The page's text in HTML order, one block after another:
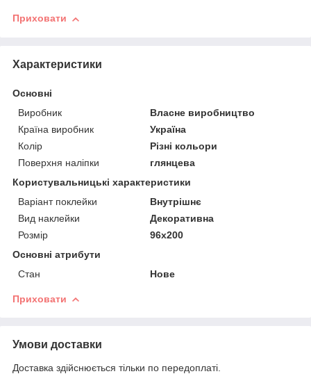
Приховати
Характеристики
Основні
Виробник
Власне виробництво
Країна виробник
Україна
Колір
Різні кольори
Поверхня наліпки
глянцева
Користувальницькі характеристики
Варіант поклейки
Внутрішнє
Вид наклейки
Декоративна
Розмір
96х200
Основні атрибути
Стан
Нове
Приховати
Умови доставки
Доставка здійснюється тільки по передоплаті.